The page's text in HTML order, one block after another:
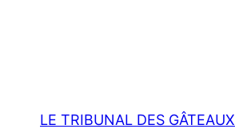
LE TRIBUNAL DES GÂTEAUX